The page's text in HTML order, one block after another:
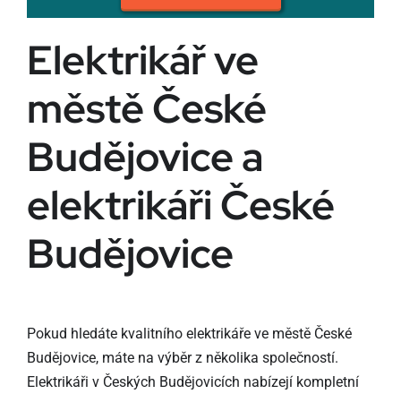
Elektrikář ve
městě České
Budějovice a
elektrikáři České
Budějovice
Pokud hledáte kvalitního elektrikáře ve městě České
Budějovice, máte na výběr z několika společností.
Elektrikáři v Českých Budějovicích nabízejí kompletní